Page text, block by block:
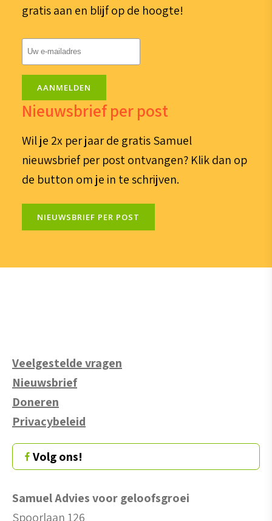
gratis aan en blijf op de hoogte!
E-
mailadres(Vereist)
AANMELDEN
Nieuwsbrief per post
Wil je 2x per jaar de gratis Samuel
nieuwsbrief per post ontvangen? Klik dan op
de button om je in te schrijven.
NIEUWSBRIEF PER POST
Veelgestelde vragen
Nieuwsbrief
Doneren
Privacybeleid
Volg ons!
Samuel Advies voor geloofsgroei
Spoorlaan 126